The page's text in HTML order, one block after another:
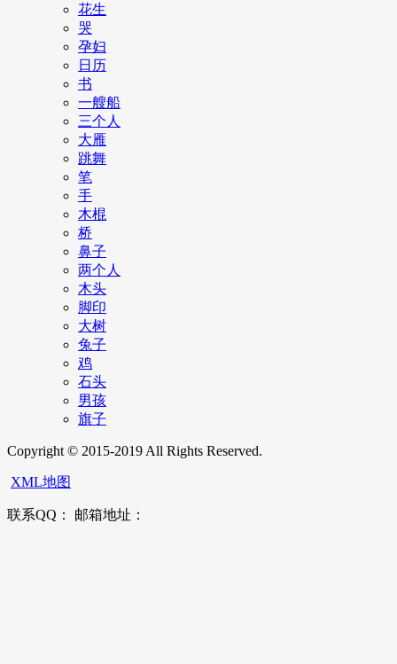
花生
哭
孕妇
日历
书
一艘船
三个人
大雁
跳舞
笔
手
木棍
桥
鼻子
两个人
木头
脚印
大树
兔子
鸡
石头
男孩
旗子
Copyright © 2015-2019 All Rights Reserved.
XML地图
联系QQ： 邮箱地址：